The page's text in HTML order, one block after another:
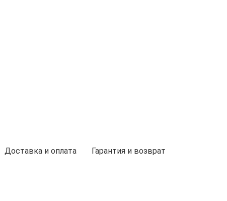
Доставка и оплата Гарантия и возврат